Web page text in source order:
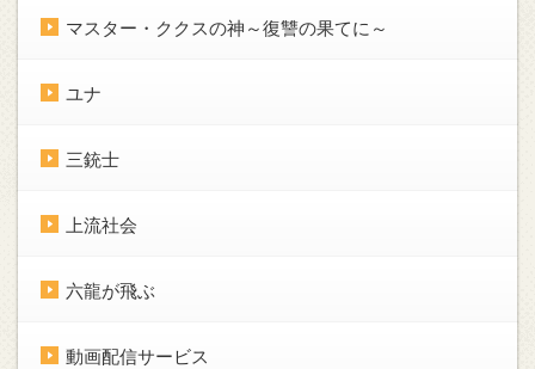
マスター・ククスの神～復讐の果てに～
ユナ
三銃士
上流社会
六龍が飛ぶ
動画配信サービス